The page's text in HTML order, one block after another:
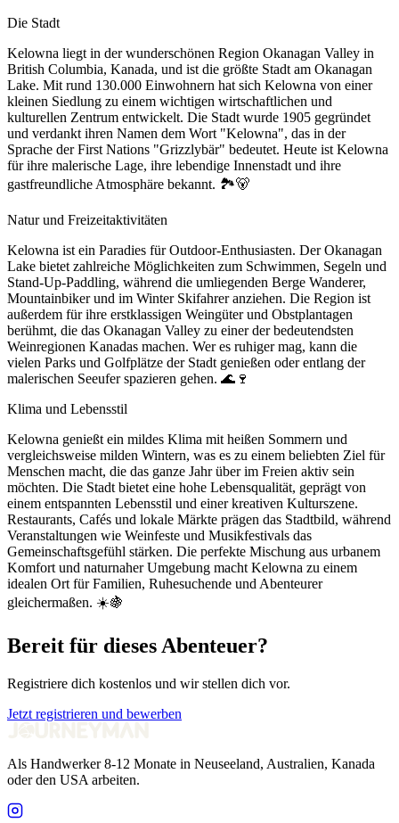
Die Stadt
Kelowna liegt in der wunderschönen Region Okanagan Valley in
British Columbia, Kanada, und ist die größte Stadt am Okanagan
Lake. Mit rund 130.000 Einwohnern hat sich Kelowna von einer
kleinen Siedlung zu einem wichtigen wirtschaftlichen und
kulturellen Zentrum entwickelt. Die Stadt wurde 1905 gegründet
und verdankt ihren Namen dem Wort "Kelowna", das in der
Sprache der First Nations "Grizzlybär" bedeutet. Heute ist Kelowna
für ihre malerische Lage, ihre lebendige Innenstadt und ihre
gastfreundliche Atmosphäre bekannt. 🏞️🐻
Natur und Freizeitaktivitäten
Kelowna ist ein Paradies für Outdoor-Enthusiasten. Der Okanagan
Lake bietet zahlreiche Möglichkeiten zum Schwimmen, Segeln und
Stand-Up-Paddling, während die umliegenden Berge Wanderer,
Mountainbiker und im Winter Skifahrer anziehen. Die Region ist
außerdem für ihre erstklassigen Weingüter und Obstplantagen
berühmt, die das Okanagan Valley zu einer der bedeutendsten
Weinregionen Kanadas machen. Wer es ruhiger mag, kann die
vielen Parks und Golfplätze der Stadt genießen oder entlang der
malerischen Seeufer spazieren gehen. 🌊🍷
Klima und Lebensstil
Kelowna genießt ein mildes Klima mit heißen Sommern und
vergleichsweise milden Wintern, was es zu einem beliebten Ziel für
Menschen macht, die das ganze Jahr über im Freien aktiv sein
möchten. Die Stadt bietet eine hohe Lebensqualität, geprägt von
einem entspannten Lebensstil und einer kreativen Kulturszene.
Restaurants, Cafés und lokale Märkte prägen das Stadtbild, während
Veranstaltungen wie Weinfeste und Musikfestivals das
Gemeinschaftsgefühl stärken. Die perfekte Mischung aus urbanem
Komfort und naturnaher Umgebung macht Kelowna zu einem
idealen Ort für Familien, Ruhesuchende und Abenteurer
gleichermaßen. ☀️🍇
Bereit für dieses Abenteuer?
Registriere dich kostenlos und wir stellen dich vor.
Jetzt registrieren und bewerben
Als Handwerker 8-12 Monate in Neuseeland, Australien, Kanada
oder den USA arbeiten.